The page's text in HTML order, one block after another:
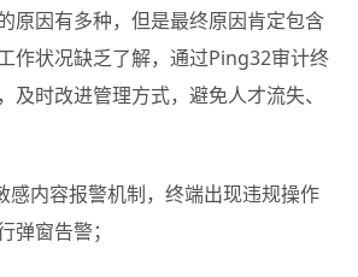
原因有多种，但是最终原因肯定包含
作状况缺乏了解，通过Ping32审计终
及时改进管理方式，避免人才流失、
感内容报警机制，终端出现违规操作
弹窗告警；